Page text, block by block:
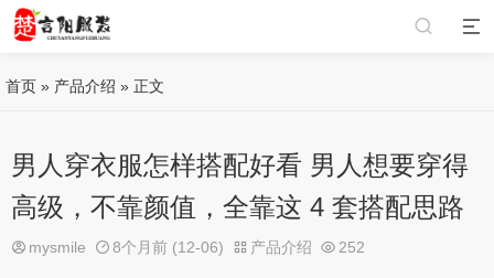
首页 » 产品介绍 » 正文
男人穿衣服怎样搭配好看 男人想要穿得
高级，不靠颜值，全靠这 4 套搭配思路
mysmile 8个月前 (12-06) 产品介绍 252